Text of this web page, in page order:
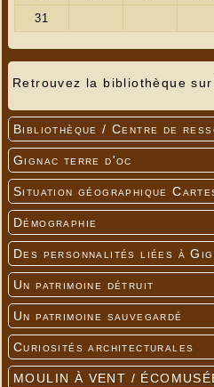
Retrouvez la bibliothèque
Bibliothèque / Centre de
Gignac terre d'oc
Situation géographique
Démographie
Des personnalités liées à
Un patrimoine détruit
Un patrimoine sauvegardé
Curiosités architecturales
MOULIN À VENT /